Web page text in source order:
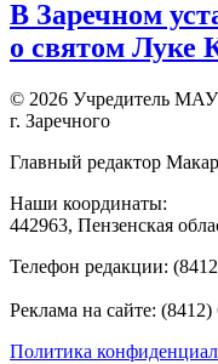
В Заречном
о святом Луке
© 2026 Учредитель МАУ
г. Заречного
Главный редактор
Наши координаты:
442963, Пензенская
Телефон редакции:
Реклама на сайте:
Политика